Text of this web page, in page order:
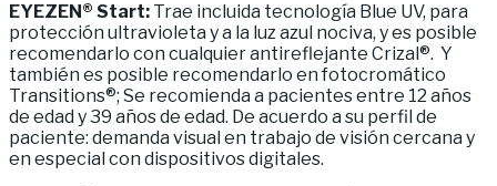
EYEZEN® Start: Trae incluida tecnología Blue UV, para
protección ultravioleta y a la luz azul nociva, y es posible
recomendarlo con cualquier antireflejante Crizal®. Y
también es posible recomendarlo en fotocromático
Transitions®; Se recomienda a pacientes entre 12 años
de edad y 39 años de edad. De acuerdo a su perfil de
paciente: demanda visual en trabajo de visión cercana y
en especial con dispositivos digitales.